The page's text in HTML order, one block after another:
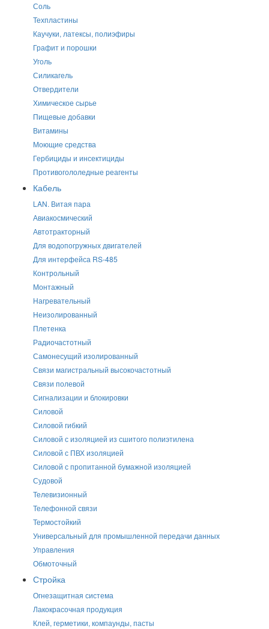
Соль
Техпластины
Каучуки, латексы, полиэфиры
Графит и порошки
Уголь
Силикагель
Отвердители
Химическое сырье
Пищевые добавки
Витамины
Моющие средства
Гербициды и инсектициды
Противогололедные реагенты
Кабель
LAN. Витая пара
Авиакосмический
Автотракторный
Для водопогружных двигателей
Для интерфейса RS-485
Контрольный
Монтажный
Нагревательный
Неизолированный
Плетенка
Радиочастотный
Самонесущий изолированный
Связи магистральный высокочастотный
Связи полевой
Сигнализации и блокировки
Силовой
Силовой гибкий
Силовой с изоляцией из сшитого полиэтилена
Силовой с ПВХ изоляцией
Силовой с пропитанной бумажной изоляцией
Судовой
Телевизионный
Телефонной связи
Термостойкий
Универсальный для промышленной передачи данных
Управления
Обмоточный
Стройка
Огнезащитная система
Лакокрасочная продукция
Клей, герметики, компаунды, пасты